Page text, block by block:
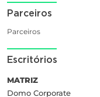
Parceiros
Parceiros
Escritórios
MATRIZ
Domo Corporate